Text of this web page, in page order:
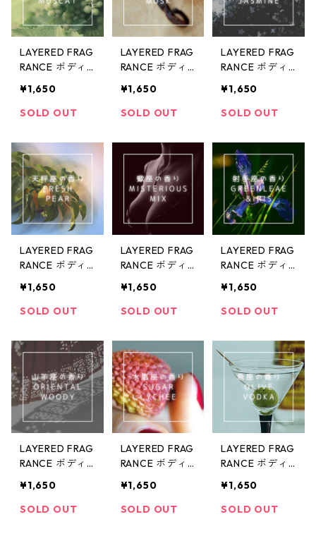
LAYERED FRAG
RANCE ボディ
ロゼマスカッ
ト〜蟹座の香
¥1,650
SOLD OUT
LAYERED FRAG
RANCE ボディ
ホワイトムス
ク〜獅子座の香
¥1,650
SOLD OUT
LAYERED FRAG
RANCE ボディ
ベルガモットジ
ャスミン〜乙女
¥1,650
SOLD OUT
LAYERED FRAG
RANCE ボディ
フレッシュペ
ア〜天秤座の香
¥1,650
SOLD OUT
LAYERED FRAG
RANCE ボディ
ミステリアスミ
ックス〜蠍座の
¥1,650
SOLD OUT
LAYERED FRAG
RANCE ボディ
グリーンリーフ
&アイリス〜射
¥1,650
SOLD OUT
LAYERED FRAG
RANCE ボディ
オリエンタルウ
ッディ〜山羊座
¥1,650
SOLD OUT
LAYERED FRAG
RANCE ボディ
シュガーライ
チ〜水瓶座の香
¥1,650
SOLD OUT
LAYERED FRAG
RANCE ボディ
オリーブウォッ
カ〜魚座の香
¥1,650
SOLD OUT